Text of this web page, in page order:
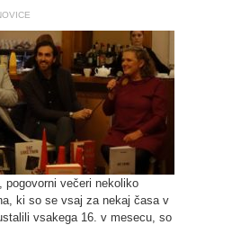
pogovorni večeri nekoliko
ki so se vsaj za nekaj časa v
vsakega 16. v mesecu, so